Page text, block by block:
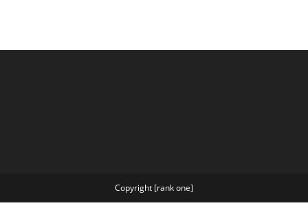
Copyright [rank one]